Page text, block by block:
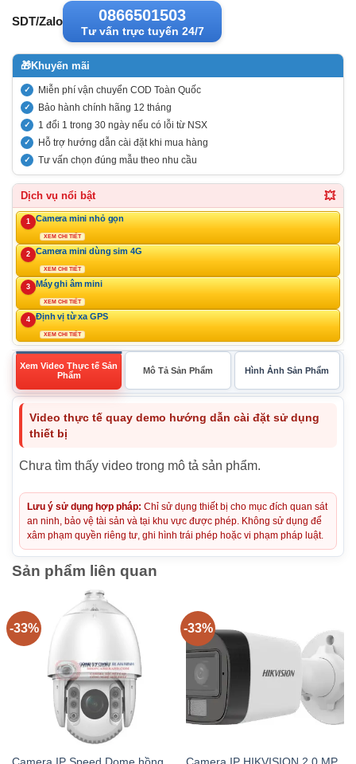
SDT/Zalo 0866501503
Tư vấn trực tuyến 24/7
🎁Khuyến mãi
Miễn phí vận chuyển COD Toàn Quốc
Bảo hành chính hãng 12 tháng
1 đổi 1 trong 30 ngày nếu có lỗi từ NSX
Hỗ trợ hướng dẫn cài đặt khi mua hàng
Tư vấn chọn đúng mẫu theo nhu cầu
Dịch vụ nổi bật 💥
1 Camera mini nhỏ gọn
XEM CHI TIẾT
2 Camera mini dùng sim 4G
XEM CHI TIẾT
3 Máy ghi âm mini
XEM CHI TIẾT
4 Định vị từ xa GPS
XEM CHI TIẾT
Xem Video Thực tế Sản
Phẩm
Mô Tả Sản Phẩm Hình Ảnh Sản Phẩm
Video thực tế quay demo hướng dẫn cài đặt sử dụng
thiết bị
Chưa tìm thấy video trong mô tả sản phẩm.
Lưu ý sử dụng hợp pháp: Chỉ sử dụng thiết bị cho mục đích quan sát
an ninh, bảo vệ tài sản và tại khu vực được phép. Không sử dụng để
xâm phạm quyền riêng tư, ghi hình trái phép hoặc vi phạm pháp luật.
Sản phẩm liên quan
-33% -33%